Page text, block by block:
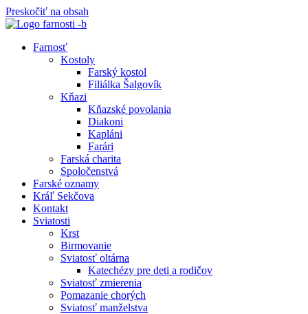
Preskočiť na obsah
Farnosť
Kostoly
Farský kostol
Filiálka Šalgovík
Kňazi
Kňazské povolania
Diakoni
Kapláni
Farári
Farská charita
Spoločenstvá
Farské oznamy
Kráľ Sekčova
Kontakt
Sviatosti
Krst
Birmovanie
Sviatosť oltárna
Katechézy pre deti a rodičov
Sviatosť zmierenia
Pomazanie chorých
Sviatosť manželstva